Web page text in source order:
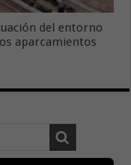
del entorno
aparcamientos